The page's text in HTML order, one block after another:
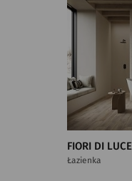
FIORI DI LUCE
Łazienka